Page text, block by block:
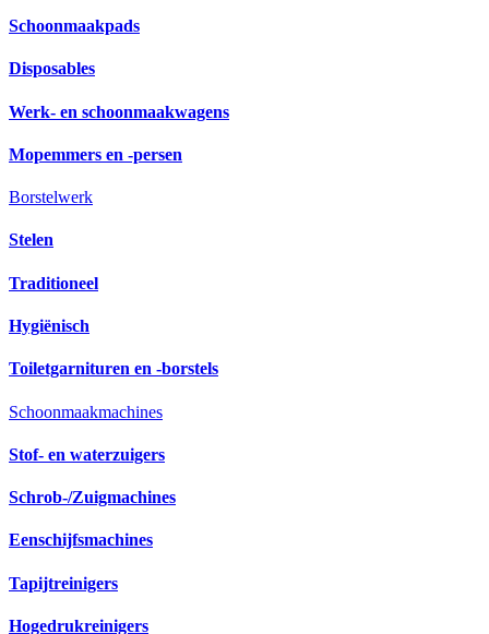
Schoonmaakpads
Disposables
Werk- en schoonmaakwagens
Mopemmers en -persen
Borstelwerk
Stelen
Traditioneel
Hygiënisch
Toiletgarnituren en -borstels
Schoonmaakmachines
Stof- en waterzuigers
Schrob-/Zuigmachines
Eenschijfsmachines
Tapijtreinigers
Hogedrukreinigers